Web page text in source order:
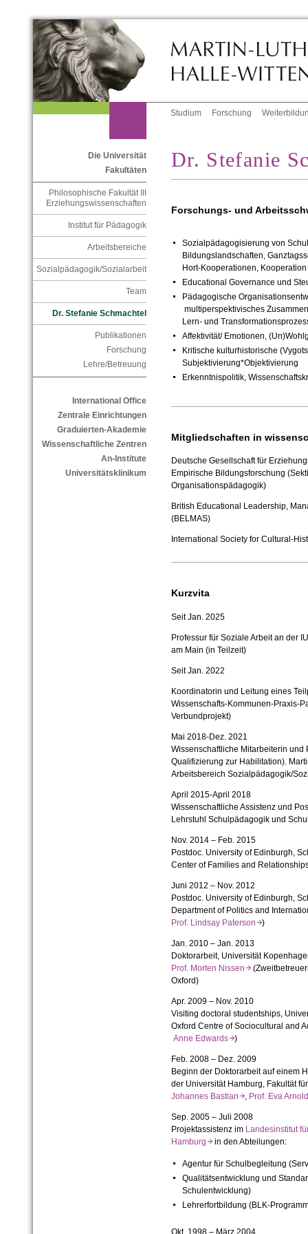
Studium Forschung
Die Universität
Fakultäten
Philosophische Fakultät III
Erziehungswissenschaften
Institut für Pädagogik
Arbeitsbereiche
Sozialpädagogik/Sozialarbeit
Team
Dr. Stefanie Schmachtel
Publikationen
Forschung
Lehre/Betreuung
International Office
Zentrale Einrichtungen
Graduierten-Akademie
Wissenschaftliche Zentren
An-Institute
Universitätsklinikum
Dr. Stefanie
Forschungs- und
Sozialpädagogisierung von
Bildungslandschaften,
Hort-Kooperationen,
Educational Governance und
Pädagogische
multiperspektivisches
Lern- und
Affektivität/ Emotionen,
Kritische kulturhistorische
Subjektivierung*Objektivierung
Erkenntnispolitik,
Mitgliedschaften in
Deutsche Gesellschaft für
Empirische Bildungsforschung
Organisationspädagogik)
British Educational Leadership,
(BELMAS)
International Society for Cultural-
Kurzvita
Seit Jan. 2025
Professur für Soziale Arbeit an der
am Main (in Teilzeit)
Seit Jan. 2022
Koordinatorin und Leitung eines
Wissenschafts-Kommunen-Praxis-
Verbundprojekt)
Mai 2018-Dez. 2021
Wissenschaftliche Mitarbeiterin und
Qualifizierung zur Habilitation).
Arbeitsbereich Sozialpädagogik/
April 2015-April 2018
Wissenschaftliche Assistenz und
Lehrstuhl Schulpädagogik und
Nov. 2014 – Feb. 2015
Postdoc. University of Edinburgh,
Center of Families and
Juni 2012 – Nov. 2012
Postdoc. University of Edinburgh,
Department of Politics and
Prof. Lindsay Paterson)
Jan. 2010 – Jan. 2013
Doktorarbeit, Universität
Prof. Morten Nissen
Oxford)
Apr. 2009 – Nov. 2010
Visiting doctoral studentships,
Oxford Centre of Sociocultural and
Anne Edwards)
Feb. 2008 – Dez. 2009
Beginn der Doktorarbeit auf einem
der Universität Hamburg, Fakultät
Johannes Bastian, Prof. Eva
Sep. 2005 – Juli 2008
Projektassistenz im Landesinstitut
Hamburgin den Abteilungen:
Agentur für Schulbegleitung
Qualitätsentwicklung und
Schulentwicklung)
Lehrerfortbildung (BLK-
Okt. 1998 – März 2004